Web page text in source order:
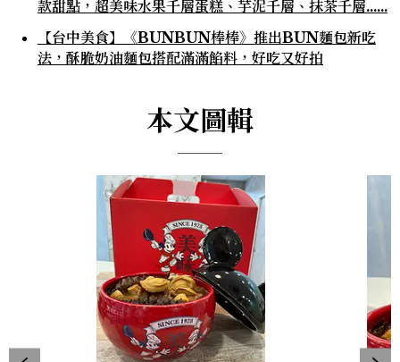
款甜點，超美味水果千層蛋糕、芋泥千層、抹茶千層……
【台中美食】《BUNBUN棒棒》推出BUN麵包新吃
法，酥脆奶油麵包搭配滿滿餡料，好吃又好拍
本文圖輯